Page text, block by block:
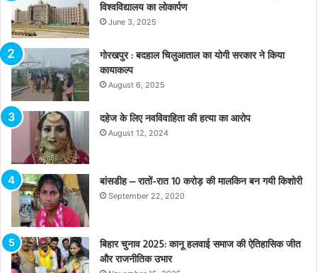
विश्वविद्यालय का लोकार्पण
June 3, 2025
गोरखपुर : बदहाल चिलुआताल का योगी सरकार ने किया
कायाकल्प
August 6, 2025
दहेज के लिए नवविवाहिता की हत्या का आरोप
August 12, 2024
बांसडीह – रातों-रात 10 करोड़ की मालकिन बन गयी किशोरी
September 22, 2020
बिहार चुनाव 2025: कानू हलवाई समाज की ऐतिहासिक जीत
और राजनीतिक उभार